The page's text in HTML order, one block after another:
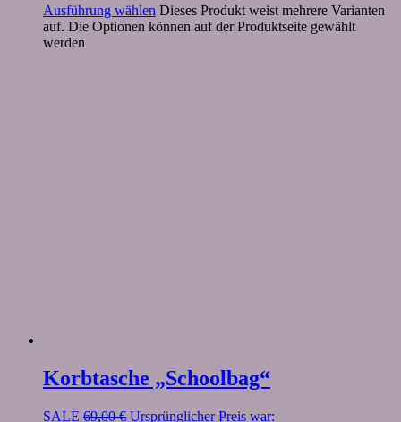
Ausführung wählen Dieses Produkt weist mehrere Varianten
auf. Die Optionen können auf der Produktseite gewählt
werden
Korbtasche „Schoolbag“
SALE 69,00€ Ursprünglicher Preis war: